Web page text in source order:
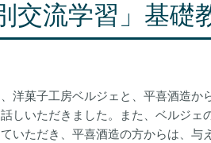
交流学習」基礎
洋菓子工房ベルジェと、平喜酒造
しいただきました。また、ベルジェ
いただき、平喜酒造の方からは、与